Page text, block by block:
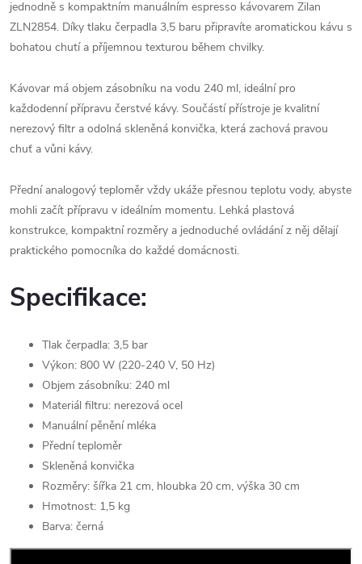
jednodně s kompaktním manuálním espresso kávovarem Zilan
ZLN2854. Díky tlaku čerpadla 3,5 baru připravíte aromatickou kávu s
bohatou chutí a příjemnou texturou během chvilky.
Kávovar má objem zásobníku na vodu 240 ml, ideální pro
každodenní přípravu čerstvé kávy. Součástí přístroje je kvalitní
nerezový filtr a odolná skleněná konvička, která zachová pravou
chuť a vůni kávy.
Přední analogový teploměr vždy ukáže přesnou teplotu vody, abyste
mohli začít přípravu v ideálním momentu. Lehká plastová
konstrukce, kompaktní rozměry a jednoduché ovládání z něj dělají
praktického pomocníka do každé domácnosti.
Specifikace:
Tlak čerpadla: 3,5 bar
Výkon: 800 W (220-240 V, 50 Hz)
Objem zásobníku: 240 ml
Materiál filtru: nerezová ocel
Manuální pěnění mléka
Přední teploměr
Skleněná konvička
Rozměry: šířka 21 cm, hloubka 20 cm, výška 30 cm
Hmotnost: 1,5 kg
Barva: černá